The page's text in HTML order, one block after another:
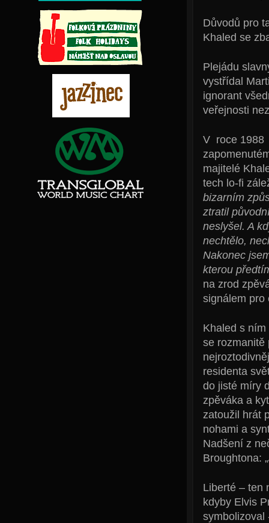
Důvodů pro
Khaled se
Plejádu
vystřídal
ignorant
veřejnosti
V roce 1988
majitelé
tech lo-fi
bizarním
ztratil
neslyšel. A
nechtělo,
Nakonec
kterou
na zrod
signálem pro
Khaled s
se rozmanitě
residenta
do jisté míry
zpěváka a
zatoužil hrát
nohami a
Nadšení z
Broughtona: „
Liberté – ten
kdyby Elvis
symbolizoval